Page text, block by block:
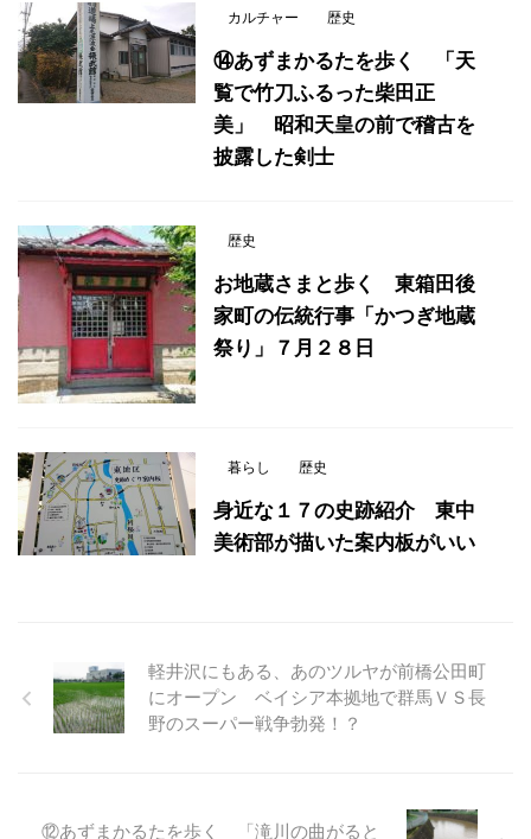
カルチャー 歴史
⑭あずまかるたを歩く 「天
覧で竹刀ふるった柴田正
美」 昭和天皇の前で稽古を
披露した剣士
歴史
お地蔵さまと歩く 東箱田後
家町の伝統行事「かつぎ地蔵
祭り」７月２８日
暮らし 歴史
身近な１７の史跡紹介 東中
美術部が描いた案内板がいい
軽井沢にもある、あのツルヤが前橋公田町
にオープン ベイシア本拠地で群馬ＶＳ長
野のスーパー戦争勃発！？
⑫あずまかるたを歩く 「滝川の曲がると